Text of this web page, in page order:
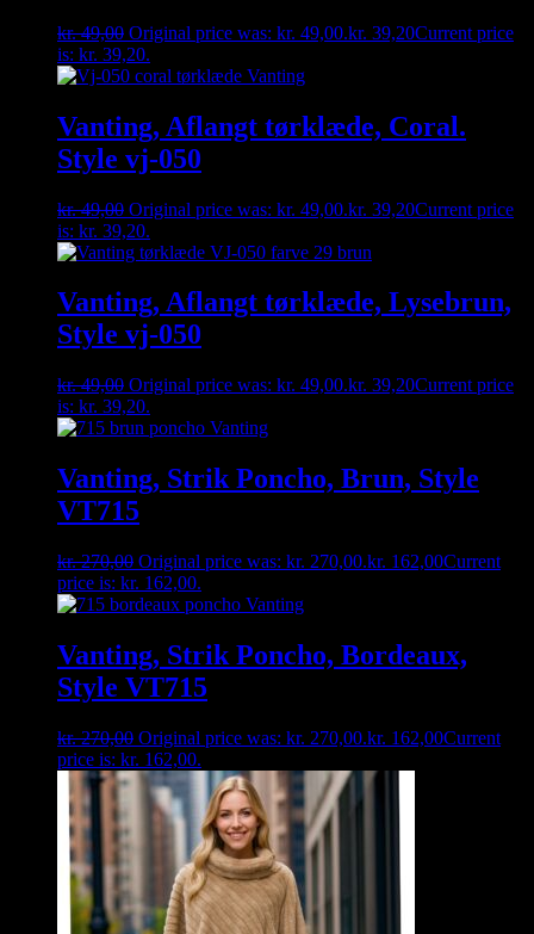
kr.49,00 Original price was: kr. 49,00.kr. 39,20Current price
is: kr. 39,20.
Vanting, Aflangt tørklæde, Coral.
Style vj-050
kr.49,00 Original price was: kr. 49,00.kr. 39,20Current price
is: kr. 39,20.
Vanting, Aflangt tørklæde, Lysebrun,
Style vj-050
kr.49,00 Original price was: kr. 49,00.kr. 39,20Current price
is: kr. 39,20.
Vanting, Strik Poncho, Brun, Style
VT715
kr.270,00 Original price was: kr. 270,00.kr. 162,00Current
price is: kr. 162,00.
Vanting, Strik Poncho, Bordeaux,
Style VT715
kr.270,00 Original price was: kr. 270,00.kr. 162,00Current
price is: kr. 162,00.